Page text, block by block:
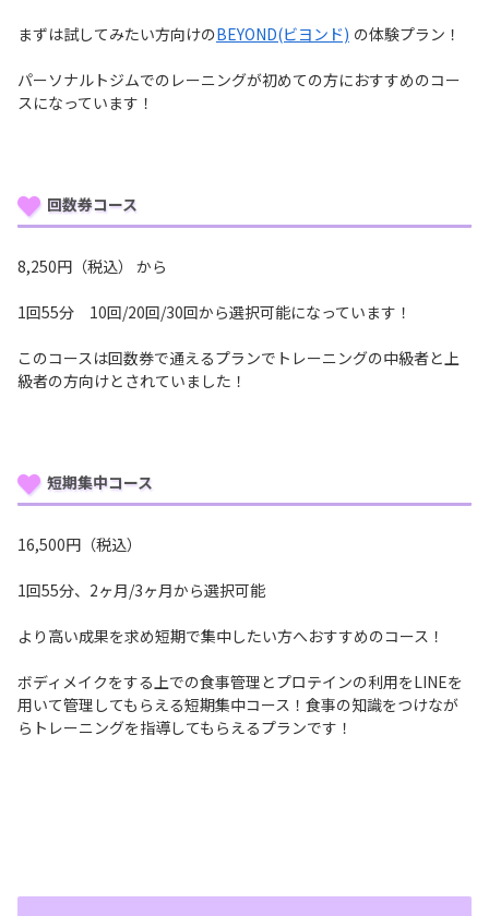
まずは試してみたい方向けのBEYOND(ビヨンド) の体験プラン！
パーソナルトジムでのレーニングが初めての方におすすめのコー
スになっています！
回数券コース
8,250円（税込） から
1回55分 10回/20回/30回から選択可能になっています！
このコースは回数券で通えるプランでトレーニングの中級者と上
級者の方向けとされていました！
短期集中コース
16,500円（税込）
1回55分、2ヶ月/3ヶ月から選択可能
より高い成果を求め短期で集中したい方へおすすめのコース！
ボディメイクをする上での食事管理とプロテインの利用をLINEを
用いて管理してもらえる短期集中コース！食事の知識をつけなが
らトレーニングを指導してもらえるプランです！